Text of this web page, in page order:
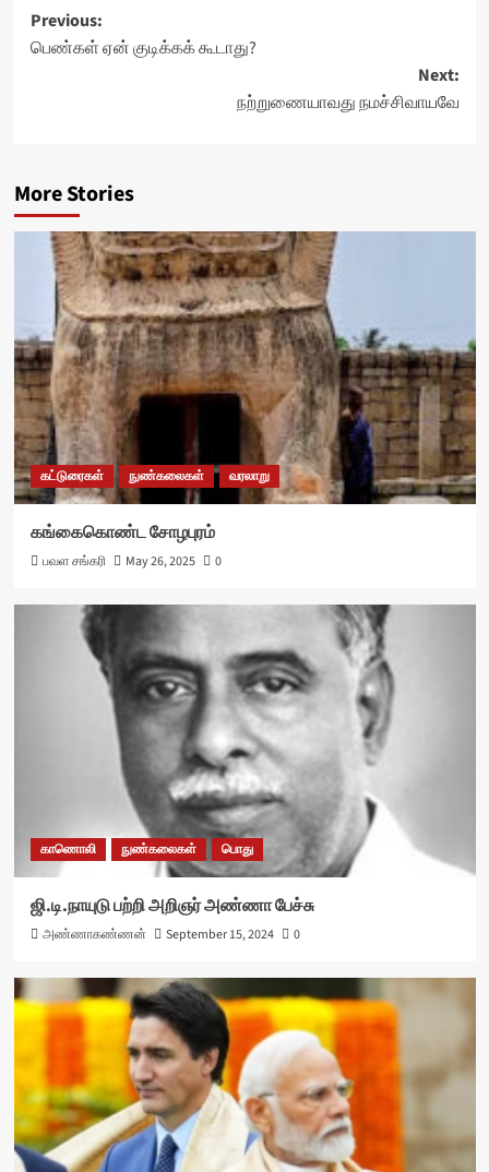
Post
navigation
Previous:
பெண்கள் ஏன் குடிக்கக் கூடாது?
Next:
நற்றுணையாவது நமச்சிவாயவே
More Stories
கட்டுரைகள் நுண்கலைகள் வரலாறு
கங்கைகொண்ட சோழபுரம்
பவள சங்கரி May 26, 2025 0
காணொலி நுண்கலைகள் பொது
ஜி.டி.நாயுடு பற்றி அறிஞர் அண்ணா பேச்சு
அண்ணாகண்ணன் September 15, 2024 0